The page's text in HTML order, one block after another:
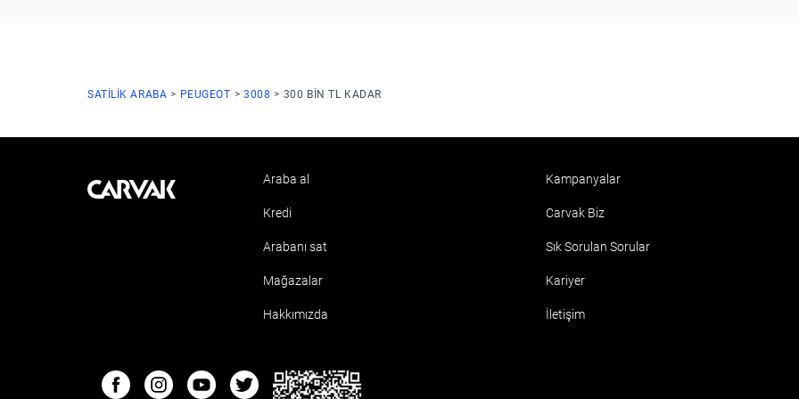
SATILIK ARABA PEUGEOT 3008 300 BIN TL KADAR
Kavak Araba al
Kredi
Arabanı sat
Mağazalar
Hakkımızda
Kampanyalar
Carvak Biz
Sık Sorulan Sorular
Kariyer
İletişim
FacebookInstagramYoutubeTwitter
ETBIS